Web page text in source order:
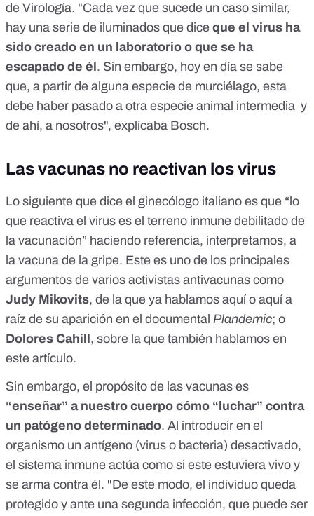
de Virología. "Cada vez que sucede un caso similar,
hay una serie de iluminados que dice que el virus ha
sido creado en un laboratorio o que se ha
escapado de él . Sin embargo, hoy en día se sabe
que, a partir de alguna especie de murciélago, esta
debe haber pasado a otra especie animal intermedia y
de ahí, a nosotros", explicaba Bosch.
Las vacunas no reactivan los virus
Lo siguiente que dice el ginecólogo italiano es que “lo
que reactiva el virus es el terreno inmune debilitado de
la vacunación” haciendo referencia, interpretamos, a
la vacuna de la gripe. Este es uno de los principales
argumentos de varios activistas antivacunas como
Judy Mikovits, de la que ya hablamos aquío aquía
raíz de su aparición en el documental Plandemic; o
Dolores Cahill , sobre la que también hablamos en
este artículo.
Sin embargo, el propósito de las vacunas es
“enseñar” a nuestro cuerpo cómo “luchar” contra
un patógeno determinado. Al introducir en el
organismo un antígeno (virus o bacteria) desactivado,
el sistema inmune actúa como si este estuviera vivo y
se arma contra él. "De este modo, el individuo queda
protegido y ante una segunda infección, que puede ser